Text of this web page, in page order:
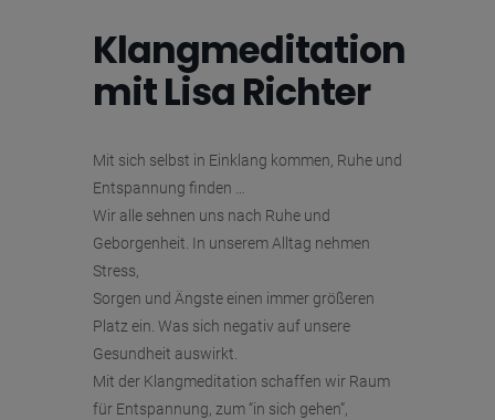
Klangmeditation
mit Lisa Richter
Mit sich selbst in Einklang kommen, Ruhe und
Entspannung finden …
Wir alle sehnen uns nach Ruhe und
Geborgenheit. In unserem Alltag nehmen
Stress,
Sorgen und Ängste einen immer größeren
Platz ein. Was sich negativ auf unsere
Gesundheit auswirkt.
Mit der Klangmeditation schaffen wir Raum
für Entspannung, zum “in sich gehen”,